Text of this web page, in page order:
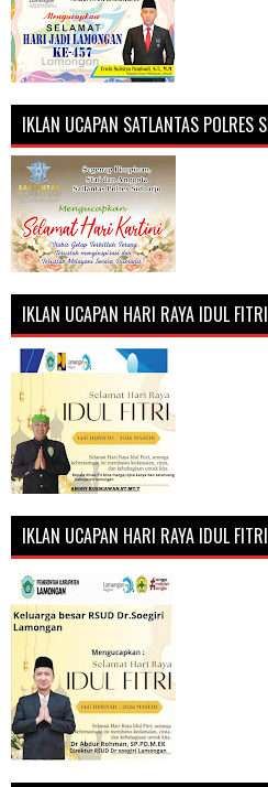
IKLAN UCAPAN SATLANTAS POLRES
IKLAN UCAPAN HARI RAYA IDUL FITRI
IKLAN UCAPAN HARI RAYA IDUL FITRI